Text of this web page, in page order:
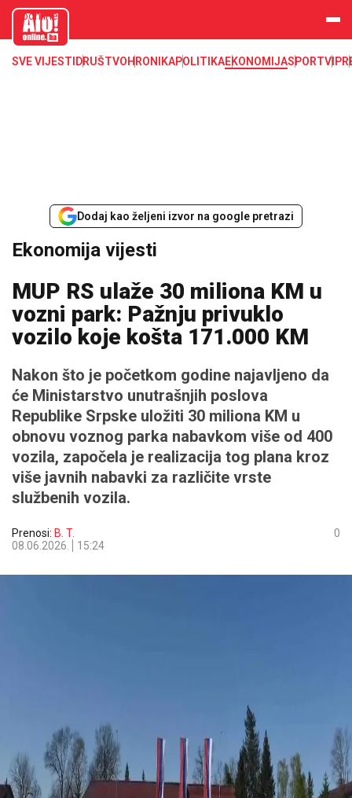
aloonline.b
SVE VIJESTI DRUŠTVOHRONIKAPOLITIKAEKONOMIJASPORTVIP
Dodaj kao željeni izvor na google pretrazi
Ekonomija vijesti
MUP RS ulaže 30 miliona KM u
vozni park: Pažnju privuklo
vozilo koje košta 171.000 KM
Nakon što je početkom godine najavljeno da
će Ministarstvo unutrašnjih poslova
Republike Srpske uložiti 30 miliona KM u
obnovu voznog parka nabavkom više od 400
vozila, započela je realizacija tog plana kroz
više javnih nabavki za različite vrste
službenih vozila.
Prenosi: B. T.
08.06.2026.
15:24
0